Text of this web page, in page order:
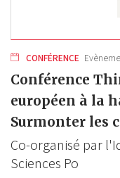
CONFÉRENCE
Conférence
européen à la
Surmonter les
Co-organisé par
Sciences Po